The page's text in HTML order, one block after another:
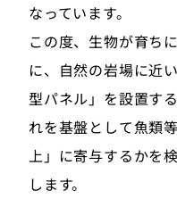
なっています。
この度、生物が育ち
に、自然の岩場に近
型パネル」を設置す
れを基盤として魚類
上」に寄与するかを
します。